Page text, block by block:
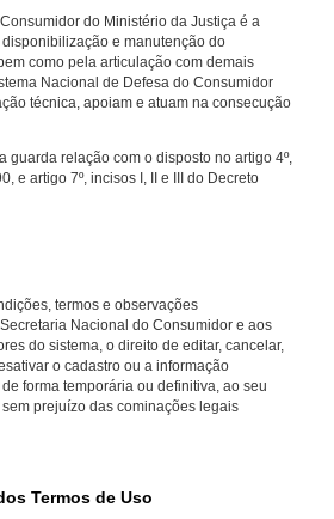
do Ministério da Justiça é a
e manutenção do
como pela articulação com demais
Nacional de Defesa do Consumidor
técnica, apoiam e atuam na consecução
guarda relação com o disposto no artigo 4º,
e artigo 7º, incisos I, II e III do Decreto
termos e observações
Nacional do Consumidor e aos
do sistema, o direito de editar, cancelar,
o cadastro ou a informação
forma temporária ou definitiva, ao seu
prejuízo das cominações legais
Termos de Uso